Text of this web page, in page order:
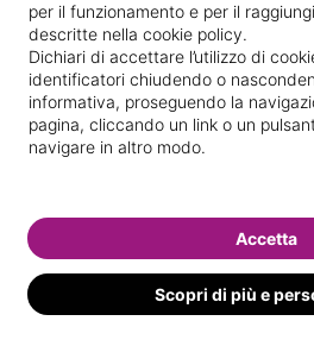
VIA KENNEDY
per il funzionamento e per il
descritte nella cookie policy.
Dichiari di accettare l’utilizzo di
identificatori chiudendo o
informativa, proseguendo la
pagina, cliccando un link o un
navigare in altro modo.
Scopri di più e
Accetta